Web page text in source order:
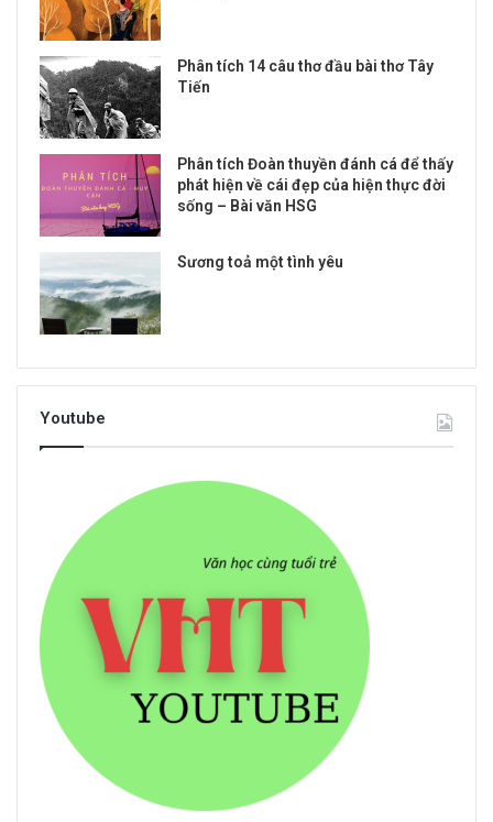
Phân tích 14 câu thơ đầu bài thơ Tây
Tiến
Phân tích Đoàn thuyền đánh cá để thấy
phát hiện về cái đẹp của hiện thực đời
sống – Bài văn HSG
Sương toả một tình yêu
Youtube